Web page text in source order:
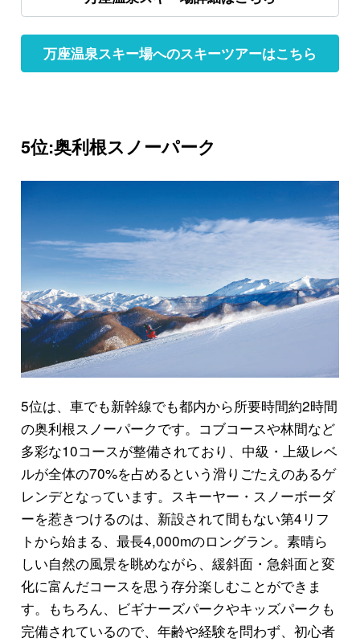
万座温泉スキー場へのスキーツアーはこちら
5位:奥利根スノーパーク
5位は、車でも新幹線でも都内から所要時間約2時間
の奥利根スノーパークです。コブコースや林間など
多彩な10コースが整備されており、中級・上級レベ
ルが全体の70%を占めるという滑りごたえのあるゲ
レンデとなっています。スキーヤー・スノーボーダ
ーを惹きつけるのは、新設されて間もない第4リフ
トから始まる、最長4,000mのロングラン。素晴ら
しい自然の風景を眺めながら、緩斜面・急斜面と変
化に富んだコースを思う存分楽しむことができま
す。もちろん、ビギナーズパークやキッズパークも
完備されているので、年齢や経験を問わず、初心者